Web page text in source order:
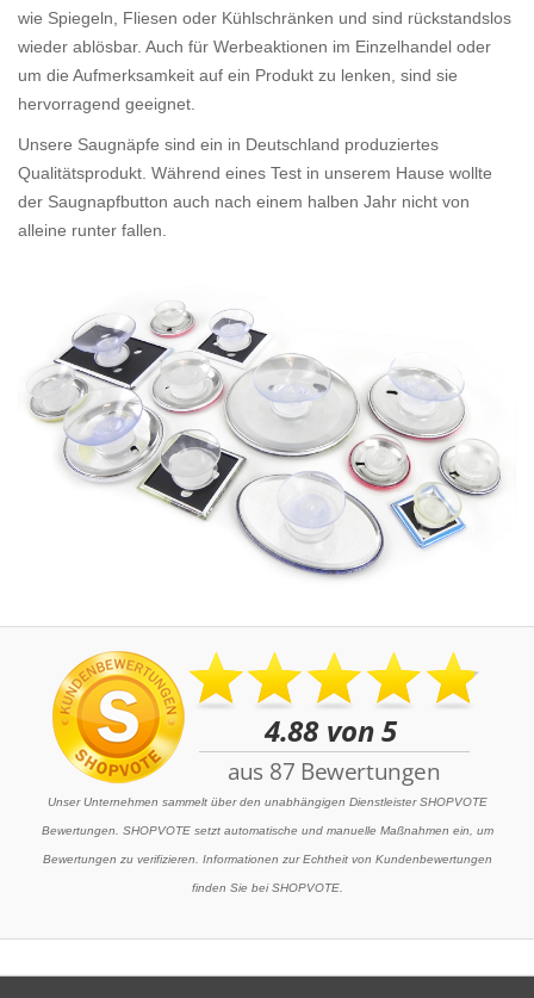
wie Spiegeln, Fliesen oder Kühlschränken und sind rückstandslos
wieder ablösbar. Auch für Werbeaktionen im Einzelhandel oder
um die Aufmerksamkeit auf ein Produkt zu lenken, sind sie
hervorragend geeignet.
Unsere Saugnäpfe sind ein in Deutschland produziertes
Qualitätsprodukt. Während eines Test in unserem Hause wollte
der Saugnapfbutton auch nach einem halben Jahr nicht von
alleine runter fallen.
Unser Unternehmen sammelt über den unabhängigen Dienstleister SHOPVOTE
Bewertungen. SHOPVOTE setzt automatische und manuelle Maßnahmen ein, um
Bewertungen zu verifizieren. Informationen zur Echtheit von Kundenbewertungen
finden Sie bei SHOPVOTE.